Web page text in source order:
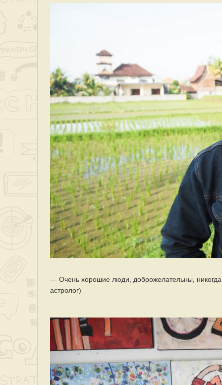
— Очень хорошие люди, доброжелательны,
астролог)